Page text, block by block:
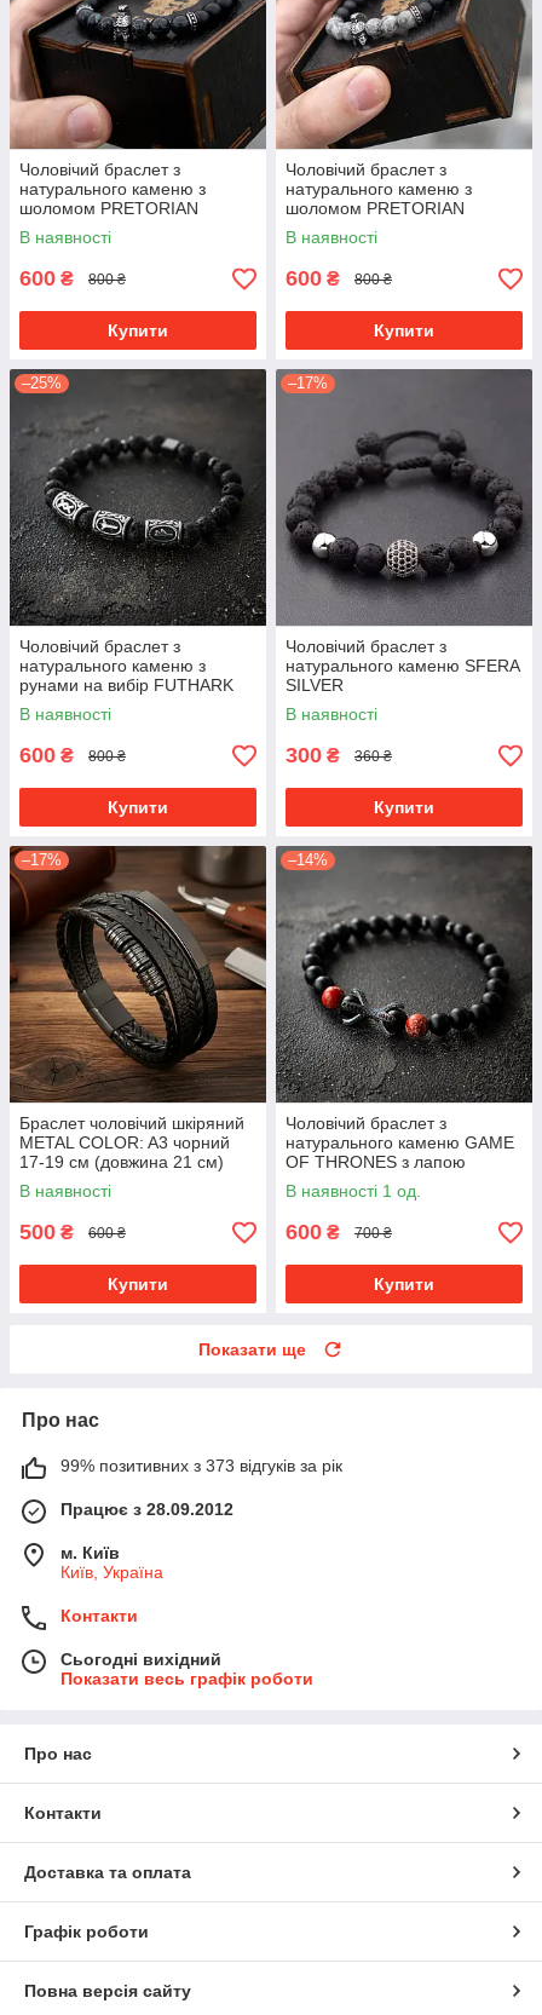
Чоловічий браслет з
натурального каменю з
шоломом PRETORIAN
преміум якість
В наявності
600 ₴ 800 ₴
Купити
Чоловічий браслет з
натурального каменю з
шоломом PRETORIAN
преміум якість
В наявності
600 ₴ 800 ₴
Купити
–25%
Чоловічий браслет з
натурального каменю з
рунами на вибір FUTHARK
преміум якість
В наявності
600 ₴ 800 ₴
Купити
–17%
Чоловічий браслет з
натурального каменю SFERA
SILVER
В наявності
300 ₴ 360 ₴
Купити
–17%
Браслет чоловічий шкіряний
METAL COLOR: A3 чорний
17-19 см (довжина 21 см)
В наявності
500 ₴ 600 ₴
Купити
–14%
Чоловічий браслет з
натурального каменю GAME
OF THRONES з лапою
дракона
В наявності 1 од.
600 ₴ 700 ₴
Купити
Показати ще
Про нас
99% позитивних з 373 відгуків за рік
Працює з 28.09.2012
м. Київ
Київ, Україна
Контакти
Сьогодні вихідний
Показати весь графік роботи
Про нас
Контакти
Доставка та оплата
Графік роботи
Повна версія сайту